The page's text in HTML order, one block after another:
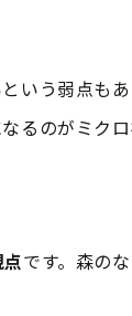
いう弱点も
るのがミクロ
です。森の